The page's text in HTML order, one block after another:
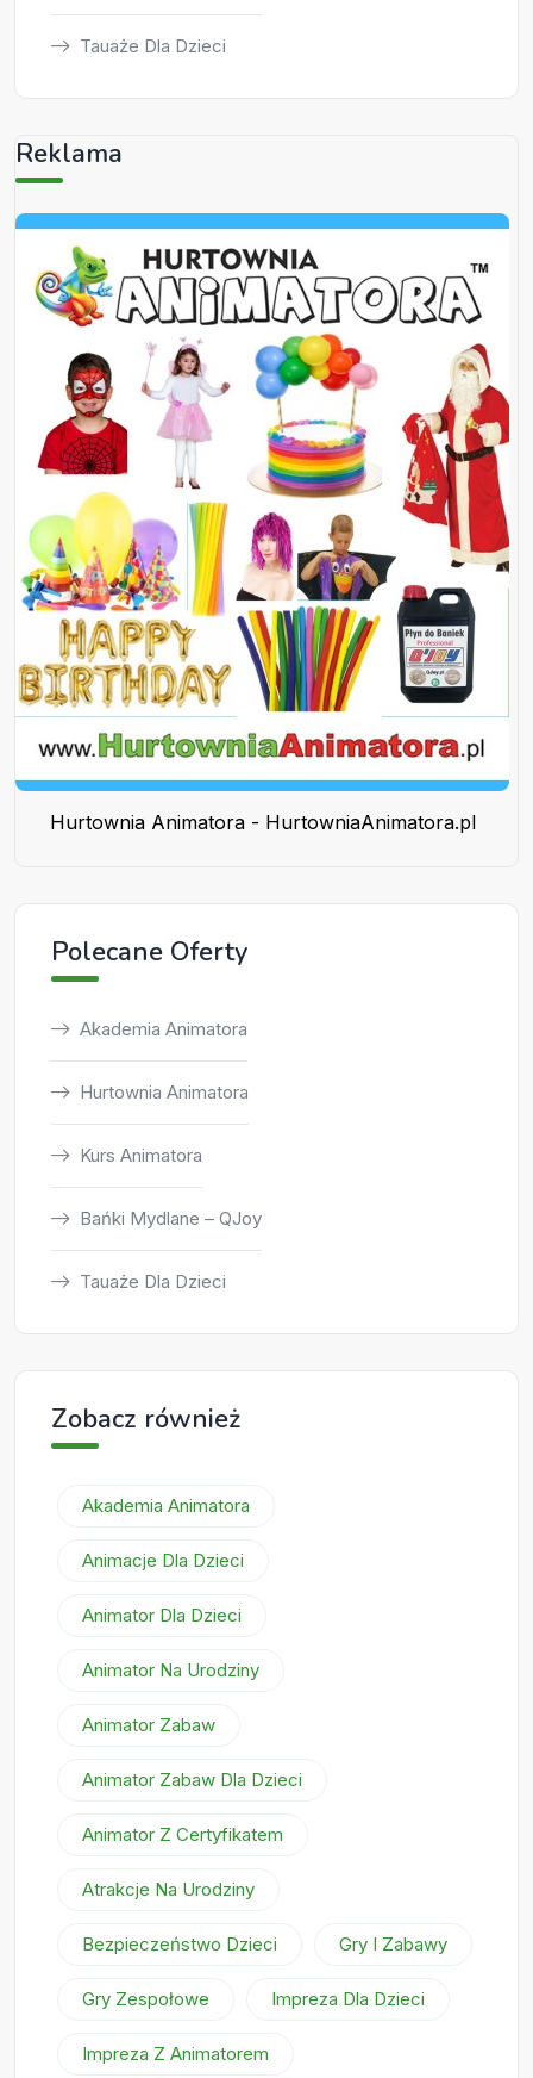
Tauaże Dla Dzieci
Reklama
Hurtownia Animatora - HurtowniaAnimatora.pl
Polecane Oferty
Akademia Animatora
Hurtownia Animatora
Kurs Animatora
Bańki Mydlane – QJoy
Tauaże Dla Dzieci
Zobacz również
Akademia Animatora
Animacje Dla Dzieci
Animator Dla Dzieci
Animator Na Urodziny
Animator Zabaw
Animator Zabaw Dla Dzieci
Animator Z Certyfikatem
Atrakcje Na Urodziny
Bezpieczeństwo Dzieci Gry I Zabawy
Gry Zespołowe Impreza Dla Dzieci
Impreza Z Animatorem